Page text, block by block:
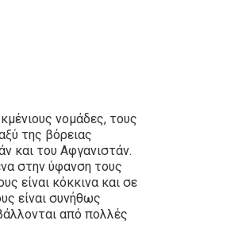
νομάδες, τους
της βόρειας
και του Αφγανιστάν.
στην ύφανση τους
είναι κόκκινα και σε
είναι συνήθως
από πολλές